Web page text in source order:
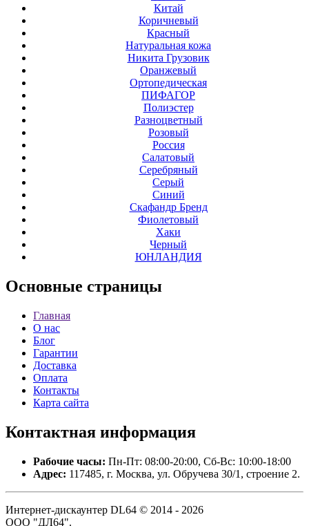
Китай
Коричневый
Красный
Натуральная кожа
Никита Грузовик
Оранжевый
Ортопедическая
ПИФАГОР
Полиэстер
Разноцветный
Розовый
Россия
Салатовый
Серебряный
Серый
Синий
Скафандр Бренд
Фиолетовый
Хаки
Черный
ЮНЛАНДИЯ
Основные страницы
Главная
О нас
Блог
Гарантии
Доставка
Оплата
Контакты
Карта сайта
Контактная информация
Рабочие часы: Пн-Пт: 08:00-20:00, Сб-Вс: 10:00-18:00
Адрес: 117485, г. Москва, ул. Обручева 30/1, строение 2.
Интернет-дискаунтер DL64 © 2014 - 2026
ООО "ДЛ64".